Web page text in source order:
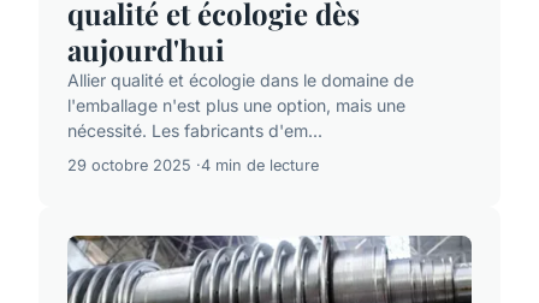
qualité et écologie dès
aujourd'hui
Allier qualité et écologie dans le domaine de
l'emballage n'est plus une option, mais une
nécessité. Les fabricants d'em...
29 octobre 2025 4 min de lecture